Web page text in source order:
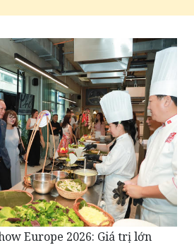
Europe 2026: Giá trị lớn